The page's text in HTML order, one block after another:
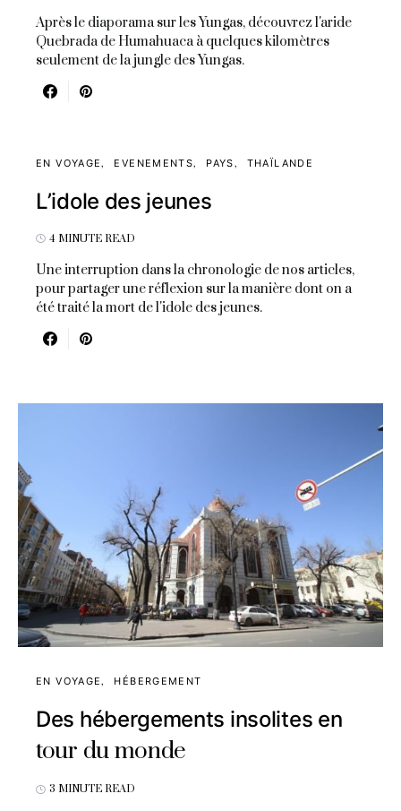
Après le diaporama sur les Yungas, découvrez l'aride
Quebrada de Humahuaca à quelques kilomètres
seulement de la jungle des Yungas.
EN VOYAGE EVENEMENTS PAYS THAÏLANDE
L’idole des jeunes
4 MINUTE READ
Une interruption dans la chronologie de nos articles,
pour partager une réflexion sur la manière dont on a
été traité la mort de l'idole des jeunes.
EN VOYAGE HÉBERGEMENT
Des hébergements insolites en
tour du monde
3 MINUTE READ